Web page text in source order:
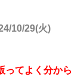
10/29(火)
ってよく分から